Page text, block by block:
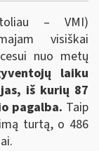
– VMI)
visiškai
nuo metų
laiku
iš kurių 87
pagalba. Taip
turtą, o 486